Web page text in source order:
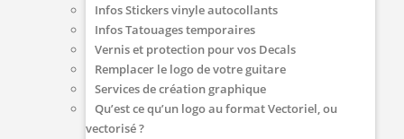
Infos Stickers vinyle autocollants
Infos Tatouages temporaires
Vernis et protection pour vos Decals
Remplacer le logo de votre guitare
Services de création graphique
Qu’est ce qu’un logo au format Vectoriel, ou
vectorisé ?